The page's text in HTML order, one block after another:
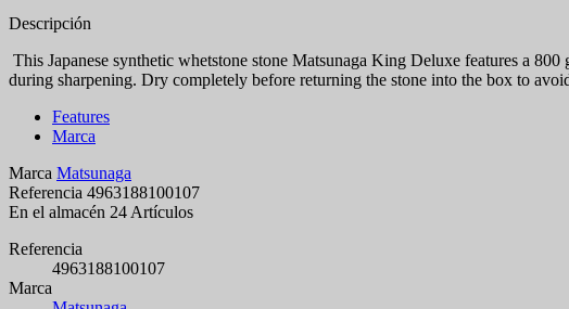
Descripción
This Japanese synthetic whetstone stone Matsunaga King Deluxe features a
during sharpening. Dry completely before returning the stone into the box to
Features
Marca
Marca Matsunaga
Referencia 4963188100107
En el almacén 24 Artículos
Referencia
4963188100107
Marca